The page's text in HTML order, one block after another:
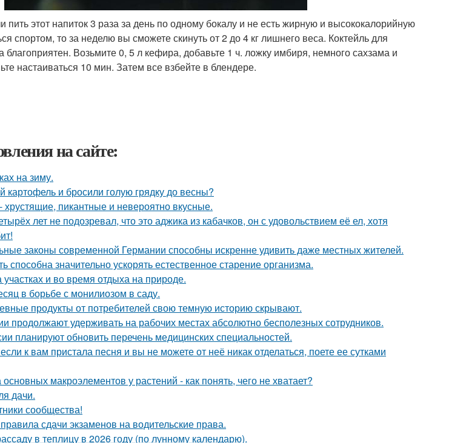
пить этот напиток 3 раза за день по одному бокалу и не есть жирную и высококалорийную
спортом, то за неделю вы сможете скинуть от 2 до 4 кг лишнего веса. Коктейль для
Возьмите 0, 5 л кефира, добавьте 1 ч. ложку имбиря, немного сахзама и
настаиваться 10 мин. Затем все взбейте в блендере.
на сайте:
на зиму.
картофель и бросили голую грядку до весны?
хрустящие, пикантные и невероятно вкусные.
лет не подозревал, что это аджика из кабачков, он с удовольствием её ел, хотя
законы современной Германии способны искренне удивить даже местных жителей.
способна значительно ускорять естественное старение организма.
и во время отдыха на природе.
в борьбе с монилиозом в саду.
продукты от потребителей свою темную историю скрывают.
продолжают удерживать на рабочих местах абсолютно бесполезных сотрудников.
планируют обновить перечень медицинских специальностей.
к вам пристала песня и вы не можете от неё никак отделаться, поете ее сутками
макроэлементов у растений - как понять, чего не хватает?
дачи.
сообщества!
сдачи экзаменов на водительские права.
в теплицу в 2026 году (по лунному календарю).